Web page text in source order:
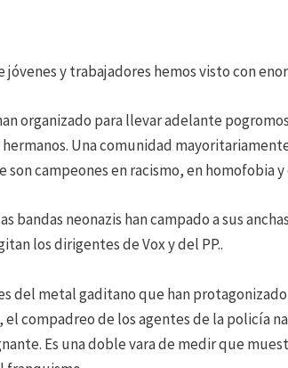
jóvenes y trabajadores hemos visto con
organizado para llevar adelante
Una comunidad
son campeones en racismo, en homofobia
bandas neonazis han campado a sus
los dirigentes de Vox y del PP..
del metal gaditano que han
el compadreo de los agentes de la policía
Es una doble vara de medir que